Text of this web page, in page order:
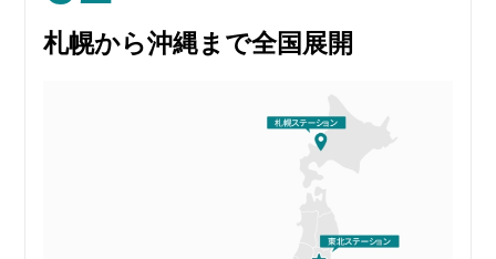
札幌から沖縄まで全国展開